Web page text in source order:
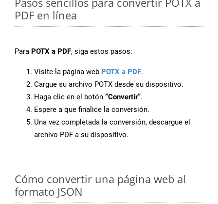
PDF en línea
Para POTX a PDF, siga estos pasos:
Visite la página web POTX a PDF.
Cargue su archivo POTX desde su dispositivo.
Haga clic en el botón “Convertir”.
Espere a que finalice la conversión.
Una vez completada la conversión, descargue el
archivo PDF a su dispositivo.
Cómo convertir una página web al
formato JSON